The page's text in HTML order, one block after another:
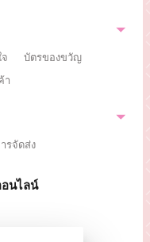
บัตรของขวัญ
า
รจัดส่ง
นไลน์